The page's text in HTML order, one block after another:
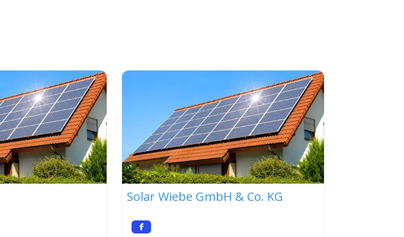
Solar Wiebe GmbH & Co. KG